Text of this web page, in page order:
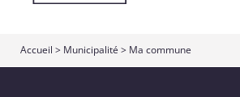
Accueil > Municipalité > Ma commune